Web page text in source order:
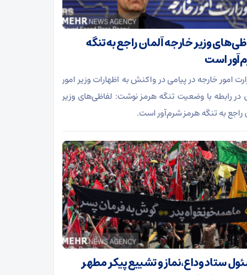
وزیر خارجه آلمان راجع به تنگه
است
امور خارجه در پیامی در واکنش به اظهارات وزیر امور
در رابطه با وضعیت تنگه هرمز نوشت: لفاظی‌های وزیر
راجع به تنگه هرمز شرم‌آور است.
ستاد وداع،نماز و تشییع پیکر مطهر